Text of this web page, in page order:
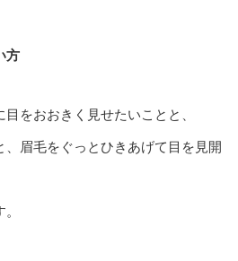
方
をおおきく見せたいことと、
眉毛をぐっとひきあげて目を見開